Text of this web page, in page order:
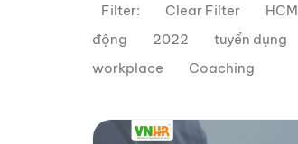
Filter: Clear Filter HCM
động
2022 tuyển dụng
workplace
Coaching